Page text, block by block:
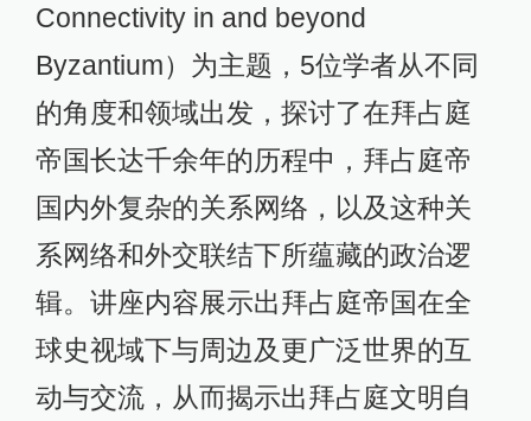
Connectivity in and beyond
Byzantium）为主题，5位学者从不同
的角度和领域出发，探讨了在拜占庭
帝国长达千余年的历程中，拜占庭帝
国内外复杂的关系网络，以及这种关
系网络和外交联结下所蕴藏的政治逻
辑。讲座内容展示出拜占庭帝国在全
球史视域下与周边及更广泛世界的互
动与交流，从而揭示出拜占庭文明自